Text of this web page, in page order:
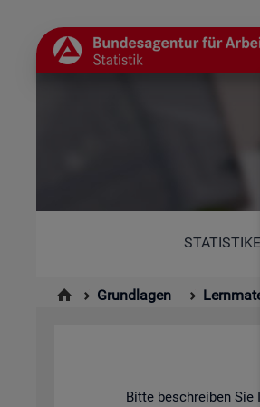
Grundlagen
Bitte be­schrei­ben